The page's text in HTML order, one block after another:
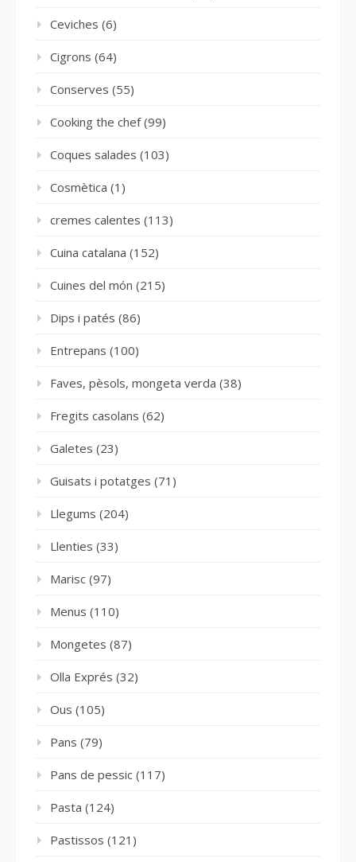
Ceviches (6)
Cigrons (64)
Conserves (55)
Cooking the chef(99)
Coques salades (103)
Cosmètica (1)
cremes calentes (113)
Cuina catalana (152)
Cuines del món (215)
Dips i patés (86)
Entrepans (100)
Faves, pèsols, mongeta verda (38)
Fregits casolans (62)
Galetes (23)
Guisats i potatges (71)
Llegums (204)
Llenties (33)
Marisc (97)
Menus (110)
Mongetes (87)
Olla Exprés (32)
Ous (105)
Pans (79)
Pans de pessic (117)
Pasta (124)
Pastissos (121)